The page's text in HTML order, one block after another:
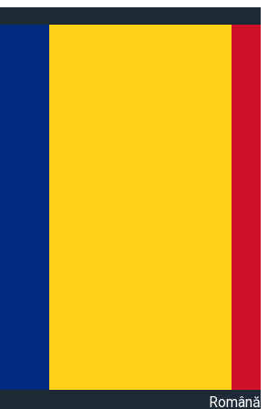
Română